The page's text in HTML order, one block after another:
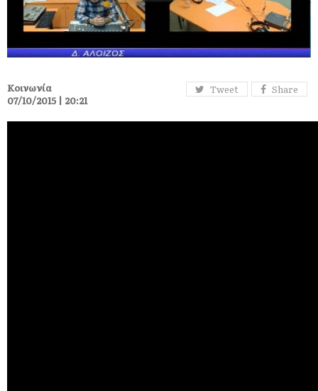
Tweet Share
Κοινωνία
07/10/2015 | 20:21